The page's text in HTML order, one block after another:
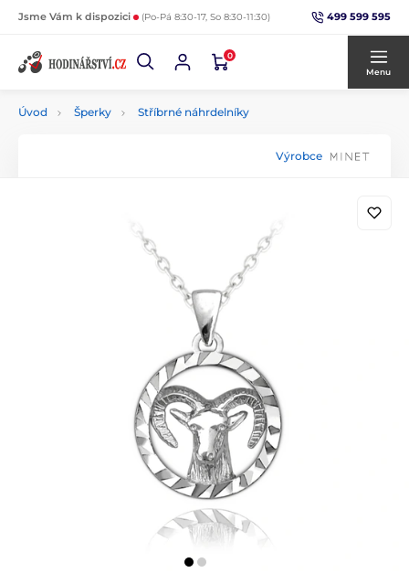
Jsme Vám k dispozici (Po-Pá 8:30-17, So 8:30-11:30) 499 599 595
0
Menu
Úvod Šperky Stříbrné náhrdelníky
Výrobce